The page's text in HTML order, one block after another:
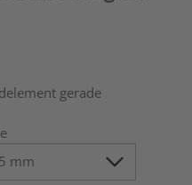
gerade